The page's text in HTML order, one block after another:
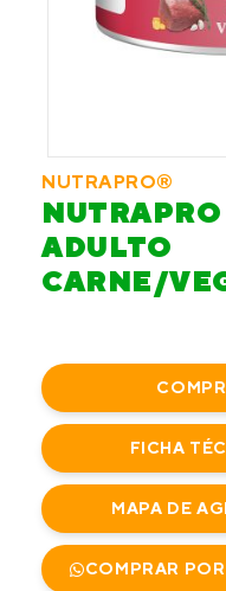
NUTRAPRO®
ADULTO
CARNE/
FICHA
MAPA DE
COMPRAR